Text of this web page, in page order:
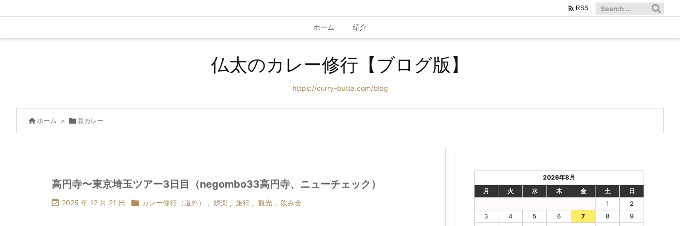
ホーム 紹介
 RSS
仏太のカレー修行【ブログ版】
https://curry-butta.com/blog
 ホーム > 豆カレー
高円寺〜東京埼玉ツアー3日目（negombo33高円寺、ニューチェック）
 2025 年 12 月 21 日  カレー修行（道外） , 娯楽 , 旅行 , 観光 , 飲み会
2026年8月
月
火 水 木 金 土
日
1
2
3
4 5 6 7 8
9